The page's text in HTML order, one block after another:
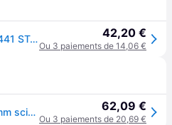
Scie à béton cellulaire 1-15-441 STANLEY 42,20 €
Ou 3 paiements de 14,06 €
Scie à béton cellulaire 650 mm scie à béton cellulaire 650 mm 1 pièce(s) - stanley 62,09 €
Ou 3 paiements de 20,69 €